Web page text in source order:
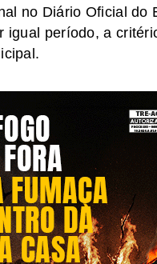
no Diário Oficial do
igual período, a